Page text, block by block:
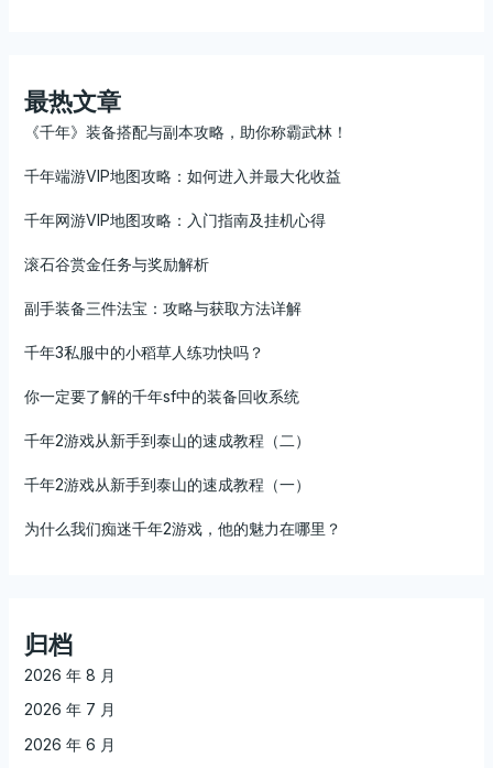
最热文章
《千年》装备搭配与副本攻略，助你称霸武林！
千年端游VIP地图攻略：如何进入并最大化收益
千年网游VIP地图攻略：入门指南及挂机心得
滚石谷赏金任务与奖励解析
副手装备三件法宝：攻略与获取方法详解
千年3私服中的小稻草人练功快吗？
你一定要了解的千年sf中的装备回收系统
千年2游戏从新手到泰山的速成教程（二）
千年2游戏从新手到泰山的速成教程（一）
为什么我们痴迷千年2游戏，他的魅力在哪里？
归档
2026 年 8 月
2026 年 7 月
2026 年 6 月